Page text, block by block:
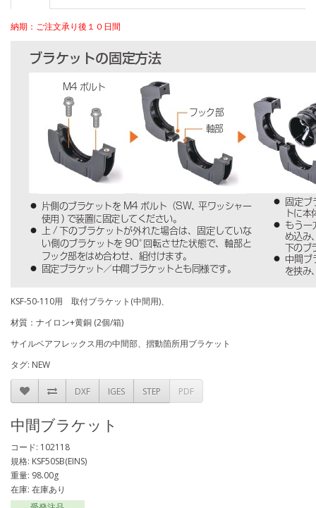
納期：ご注文承り後１０日間
KSF-50-110用 取付ブラケット(中間用)、
材質：ナイロン+黄銅 (2個/箱)
サイルベアフレックス用の中間部、摺動箇所用ブラケット
タグ: NEW
DXF IGES STEP PDF
中間ブラケット
コード: 102118
規格: KSF50SB(EINS)
重量: 98.00g
在庫: 在庫あり